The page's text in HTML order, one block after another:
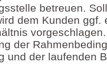
betreuen.
dem Kunden ggf.
der
und der laufenden